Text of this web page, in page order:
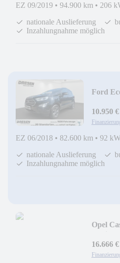
EZ 09/2019 • 94.900 km • 206
nationale Auslieferung
Inzahlungnahme möglich
Ford
10.950 €
EZ 06/2018 • 82.600 km • 92
nationale Auslieferung
Inzahlungnahme möglich
Opel
16.666 €